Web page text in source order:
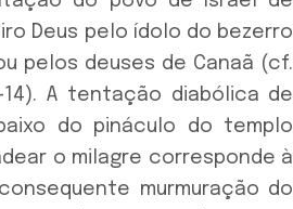
Deus pelo ídolo do bezerro
pelos deuses de Canaã (cf.
14). A tentação diabólica de
do pináculo do templo
o milagre corresponde à
murmuração do